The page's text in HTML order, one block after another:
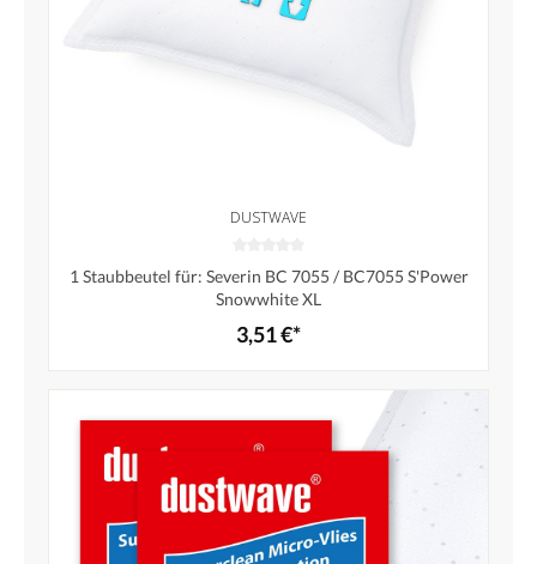
DUSTWAVE
1 Staubbeutel für: Severin BC 7055 / BC7055 S'Power
Snowwhite XL
3,51 €*